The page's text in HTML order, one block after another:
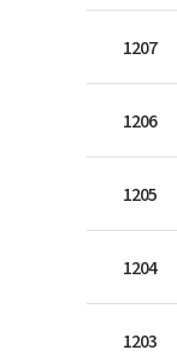
1207
1206
1205
1204
1203